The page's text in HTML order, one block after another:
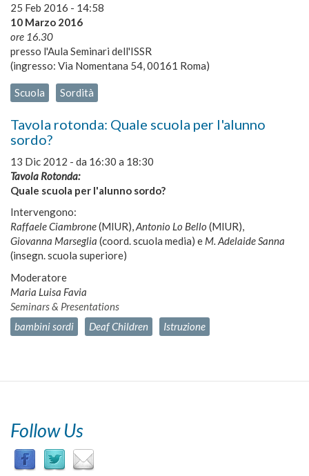
25 Feb 2016 - 14:58
10 Marzo 2016
ore 16.30
presso l'Aula Seminari dell'ISSR
(ingresso: Via Nomentana 54, 00161 Roma)
Scuola Sordità
Tavola rotonda: Quale scuola per l'alunno
sordo?
13 Dic 2012 - da 16:30 a 18:30
Tavola Rotonda:
Quale scuola per l'alunno sordo?
Intervengono:
Raffaele Ciambrone(MIUR),Antonio Lo Bello (MIUR),
Giovanna Marseglia (coord. scuola media) e M. Adelaide Sanna
(insegn. scuola superiore)
Moderatore
Maria Luisa Favia
Seminars & Presentations
bambini sordi
Deaf Children Istruzione
Follow Us